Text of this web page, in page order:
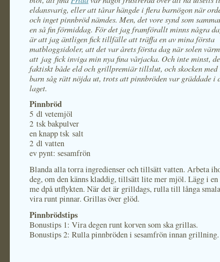
eldansvarig, eller att tårar hängde i flera barnögon när
och inget pinnbröd nämdes. Men, det vore synd som
en så fin förmiddag. För det jag framförallt minns några
är att jag äntligen fick tillfälle att träffa en av mina första
matbloggsidoler, att det var årets första dag när solen
att jag fick inviga min nya fina vårjacka. Och inte minst,
faktiskt både eld och grillpremiär tillslut, och skocken med
barn såg rätt nöjda ut, trots att pinnbröden var gräddade i
laget.
Pinnbröd
5 dl vetemjöl
2 tsk bakpulver
en knapp tsk salt
2 dl vatten
ev pynt: sesamfrön
Blanda alla torra ingredienser och tillsätt vatten. Arbeta
deg, om den känns kladdig, tillsätt lite mer mjöl. Lägg i en
me dpå utflykten. När det är grilldags, rulla till långa
vira runt pinnar. Grillas över glöd.
Pinnbrödstips
Bonustips 1: Vira degen runt korven som ska grillas.
Bonustips 2: Rulla pinnbröden i sesamfrön innan grillning.